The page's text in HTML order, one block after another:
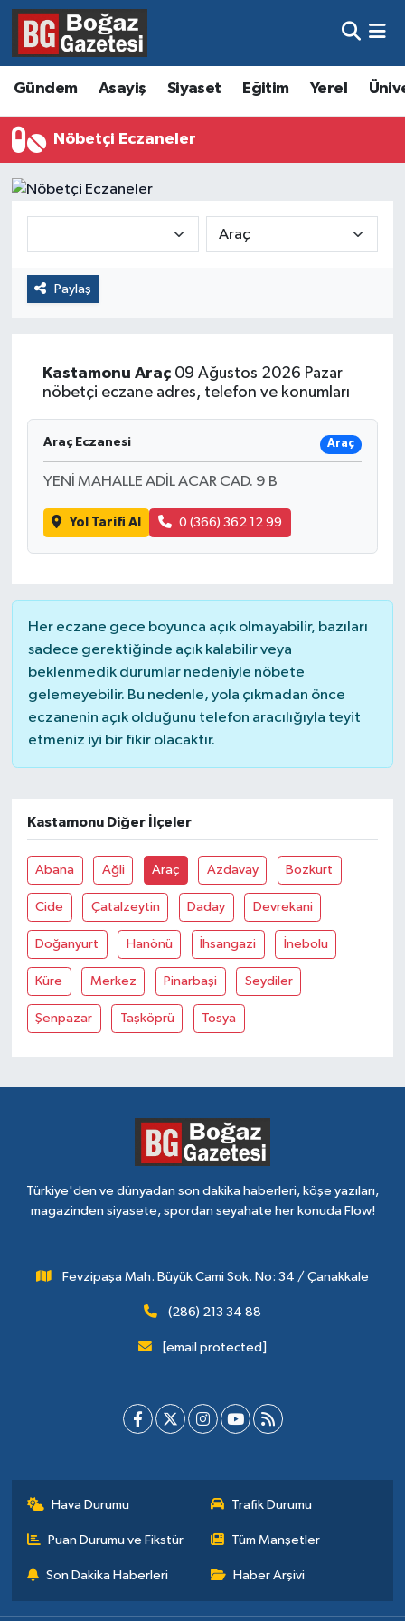
Gündem Asayiş Siyaset Eğitim Yerel
Nöbetçi Eczaneler
Paylaş
Kastamonu Araç09 Ağustos 2026 Pazar
nöbetçi eczane adres, telefon ve konumları
Araç Eczanesi Araç
YENİ MAHALLE ADİL ACAR CAD. 9 B
Yol Tarifi Al 0 (366) 362 12 99
Her eczane gece boyunca açık olmayabilir, bazıları
sadece gerektiğinde açık kalabilir veya
beklenmedik durumlar nedeniyle nöbete
gelemeyebilir. Bu nedenle, yola çıkmadan önce
eczanenin açık olduğunu telefon aracılığıyla teyit
etmeniz iyi bir fikir olacaktır.
Kastamonu Diğer İlçeler
Abana Ağli Araç Azdavay Bozkurt
Cide Çatalzeytin Daday Devrekani
Doğanyurt Hanönü İhsangazi İnebolu
Küre Merkez Pinarbaşi Seydiler
Şenpazar Taşköprü Tosya
Türkiye'den ve dünyadan son dakika haberleri, köşe yazıları,
magazinden siyasete, spordan seyahate her konuda Flow!
Fevzipaşa Mah. Büyük Cami Sok. No: 34 / Çanakkale
(286) 213 34 88
[email protected]
Hava Durumu Trafik Durumu
Puan Durumu ve Fikstür Tüm Manşetler
Son Dakika Haberleri Haber Arşivi
Asayiş
Eğitim
Ekonomi
Kültür ve Sanat
Magazin
Sağlık
Hava Durumu
Trafik Durumu
Süper Lig Puan Durumu ve Fikstür
Son Dakika Haberleri
Haber Arşivi